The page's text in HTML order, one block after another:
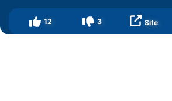
12 3 Site